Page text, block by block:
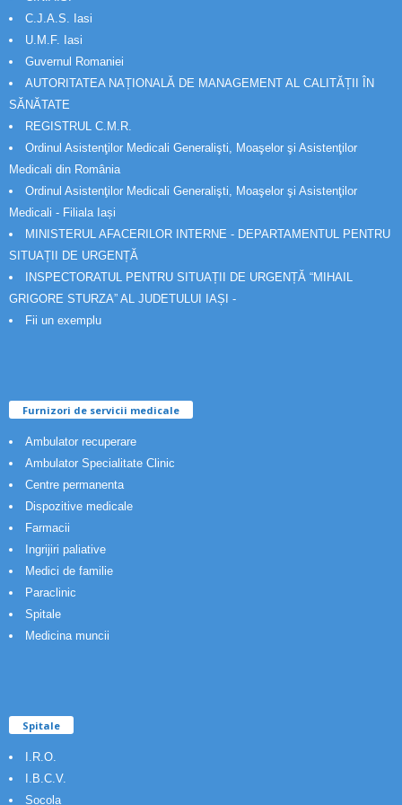
C.J.A.S. Iasi
U.M.F. Iasi
Guvernul Romaniei
AUTORITATEA NAȚIONALĂ DE MANAGEMENT AL CALITĂȚII ÎN
SĂNĂTATE
REGISTRUL C.M.R.
Ordinul Asistenţilor Medicali Generalişti, Moaşelor şi Asistenţilor
Medicali din România
Ordinul Asistenţilor Medicali Generalişti, Moaşelor şi Asistenţilor
Medicali - Filiala Iași
MINISTERUL AFACERILOR INTERNE - DEPARTAMENTUL PENTRU
SITUAȚII DE URGENȚĂ
INSPECTORATUL PENTRU SITUAȚII DE URGENȚĂ “MIHAIL
GRIGORE STURZA” AL JUDETULUI IAȘI -
Fii un exemplu
Furnizori de servicii medicale
Ambulator recuperare
Ambulator Specialitate Clinic
Centre permanenta
Dispozitive medicale
Farmacii
Ingrijiri paliative
Medici de familie
Paraclinic
Spitale
Medicina muncii
Spitale
I.R.O.
I.B.C.V.
Socola